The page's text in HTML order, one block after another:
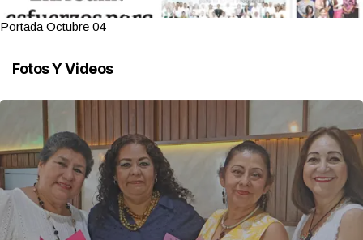
Portada Octubre 04
Fotos Y Videos